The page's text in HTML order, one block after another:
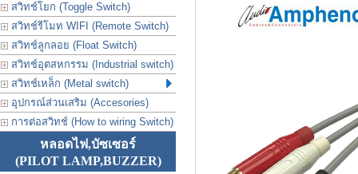
สวิทช์โยก (Toggle Switch)
สวิทช์รีโมท WIFI (Remote Switch)
สวิทช์ลูกลอย (Float Switch)
สวิทช์อุตสหกรรม (Industrial switch)
สวิทช์เหล็ก (Metal switch)
อุปกรณ์ส่วนเสริม (Accesories)
การต่อสวิทช์ (How to wiring Switch)
หลอดไฟ,บัซเซอร์
(PILOT LAMP,BUZZER)